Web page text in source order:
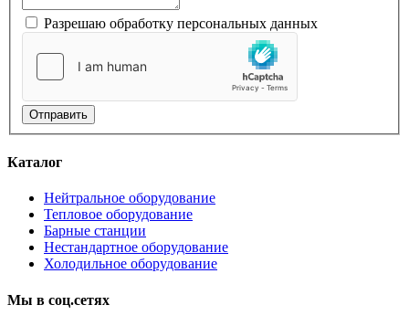
Разрешаю обработку персональных данных
Отправить
Каталог
Нейтральное оборудование
Тепловое оборудование
Барные станции
Нестандартное оборудование
Холодильное оборудование
Мы в соц.сетях